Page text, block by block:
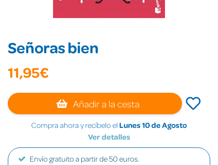
Señoras bien
11,95€
Añadir a la cesta
Compra ahora y recíbelo el Lunes 10 de Agosto
Ver detalles
Envío gratuito a partir de 50 euros.